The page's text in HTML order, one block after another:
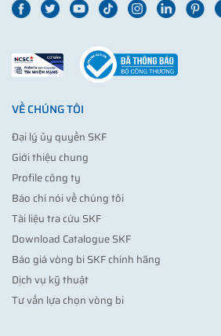
VỀ CHÚNG TÔI
Đại lý ủy quyền SKF
Giới thiệu chung
Profile công ty
Báo chí nói về chúng tôi
Tài liệu tra cứu SKF
Download Catalogue SKF
Báo giá vòng bi SKF chính hãng
Dịch vụ kỹ thuật
Tư vấn lựa chọn vòng bi